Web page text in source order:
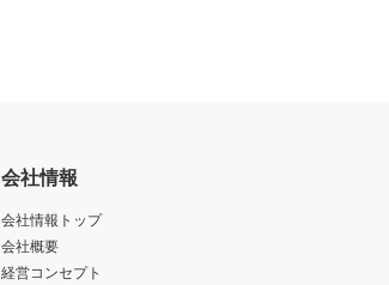
会社情報
会社情報トップ
会社概要
経営コンセプト